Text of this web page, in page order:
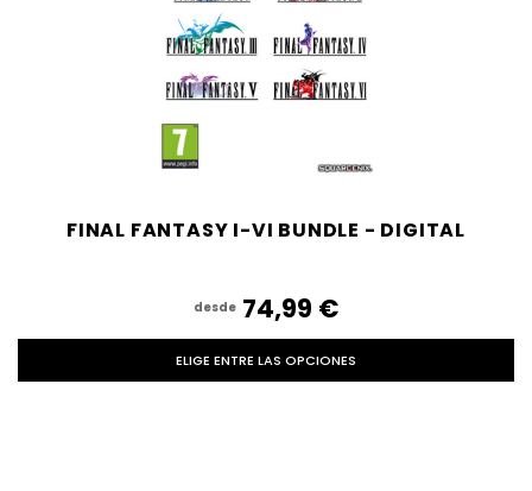
FINAL FANTASY I-VI BUNDLE - DIGITAL
desde 74,99‎ ‎€
ELIGE ENTRE LAS OPCIONES